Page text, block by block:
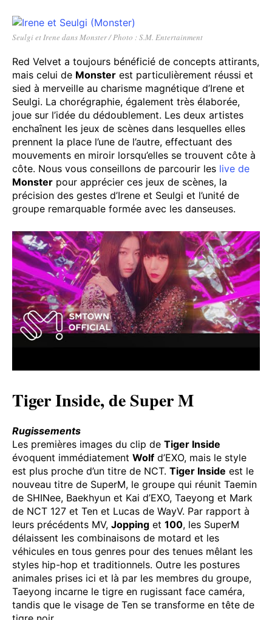
Seulgi et Irene dans Monster / Photo : S.M. Entertainment
Red Velvet a toujours bénéficié de concepts attirants,
mais celui de Monster est particulièrement réussi et
sied à merveille au charisme magnétique d’Irene et
Seulgi. La chorégraphie, également très élaborée,
joue sur l’idée du dédoublement. Les deux artistes
enchaînent les jeux de scènes dans lesquelles elles
prennent la place l’une de l’autre, effectuant des
mouvements en miroir lorsqu’elles se trouvent côte à
côte. Nous vous conseillons de parcourir les live de
Monster pour apprécier ces jeux de scènes, la
précision des gestes d’Irene et Seulgi et l’unité de
groupe remarquable formée avec les danseuses.
Tiger Inside, de Super M
Rugissements
Les premières images du clip de Tiger Inside
évoquent immédiatement Wolf d’EXO, mais le style
est plus proche d’un titre de NCT. Tiger Inside est le
nouveau titre de SuperM, le groupe qui réunit Taemin
de SHINee, Baekhyun et Kai d’EXO, Taeyong et Mark
de NCT 127 et Ten et Lucas de WayV. Par rapport à
leurs précédents MV, Jopping et 100, les SuperM
délaissent les combinaisons de motard et les
véhicules en tous genres pour des tenues mêlant les
styles hip-hop et traditionnels. Outre les postures
animales prises ici et là par les membres du groupe,
Taeyong incarne le tigre en rugissant face caméra,
tandis que le visage de Ten se transforme en tête de